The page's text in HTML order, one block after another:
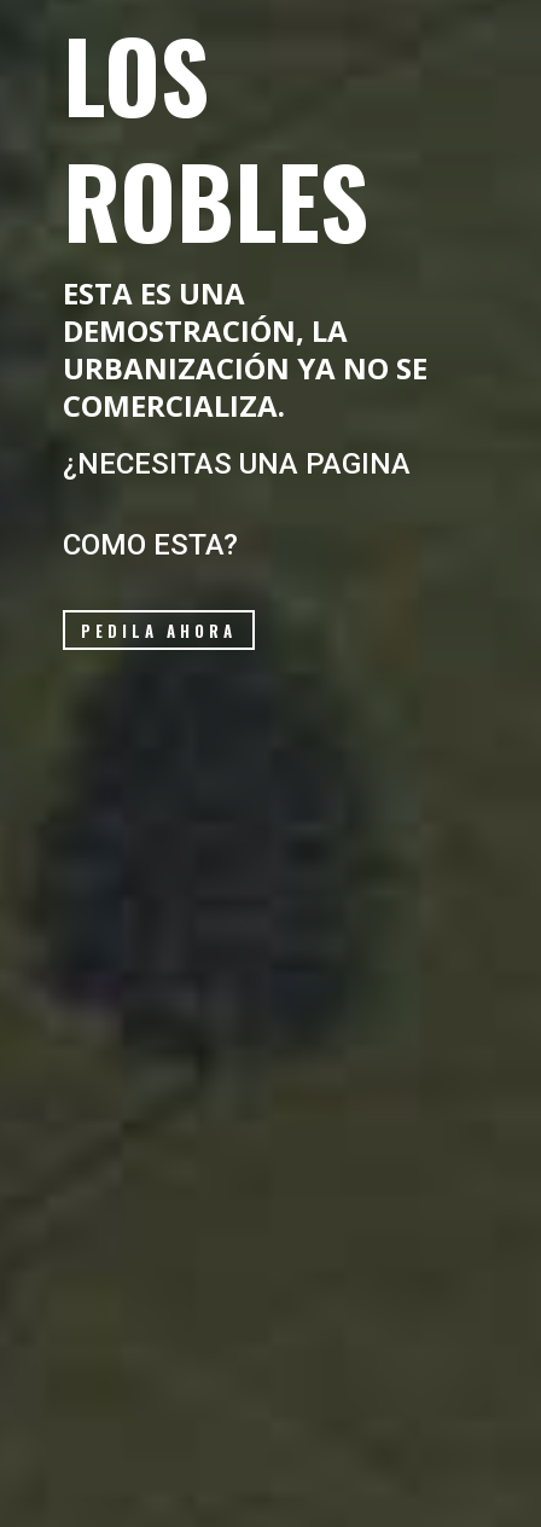
LOS
ROBLES
ESTA ES UNA
DEMOSTRACIÓN, LA
URBANIZACIÓN YA NO SE
COMERCIALIZA.
¿NECESITAS UNA PAGINA
COMO ESTA?
PEDILA AHORA